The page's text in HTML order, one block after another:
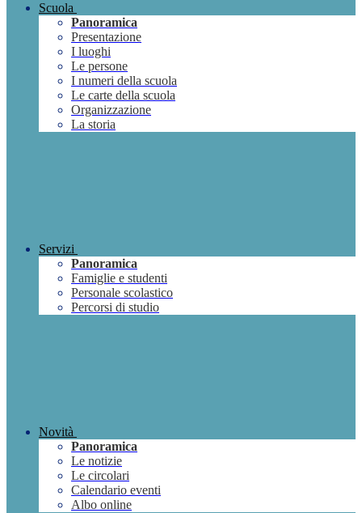
Scuola
Panoramica
Presentazione
I luoghi
Le persone
I numeri della scuola
Le carte della scuola
Organizzazione
La storia
Servizi
Panoramica
Famiglie e studenti
Personale scolastico
Percorsi di studio
Novità
Panoramica
Le notizie
Le circolari
Calendario eventi
Albo online